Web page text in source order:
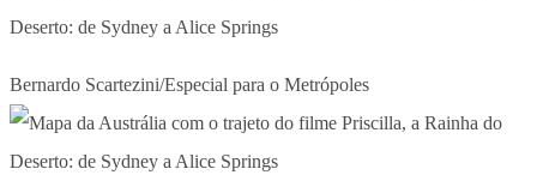
Deserto: de Sydney a Alice Springs
Bernardo Scartezini/Especial para o Metrópoles